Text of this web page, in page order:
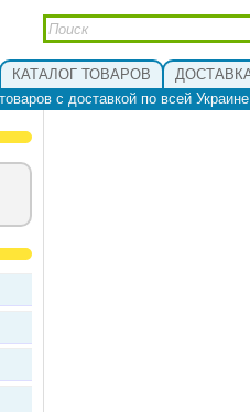
КАТАЛОГ ТОВАРОВ
с доставкой по всей